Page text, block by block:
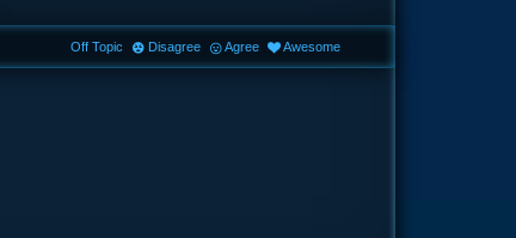
Off Topic Disagree Agree Awesome